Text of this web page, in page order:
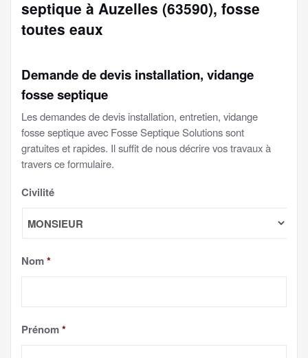
septique à Auzelles (63590), fosse
toutes eaux
Demande de devis installation, vidange
fosse septique
Les demandes de devis installation, entretien, vidange
fosse septique avec Fosse Septique Solutions sont
gratuites et rapides. Il suffit de nous décrire vos travaux à
travers ce formulaire.
Civilité
Nom*
Prénom*